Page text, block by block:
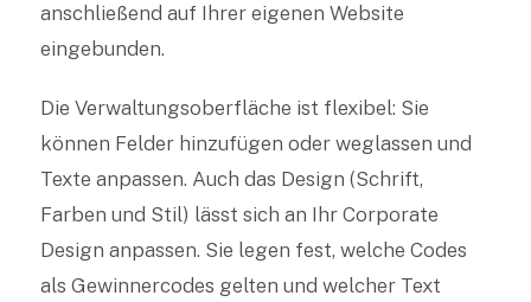
anschließend auf Ihrer eigenen Website
eingebunden.
Die Verwaltungsoberfläche ist flexibel: Sie
können Felder hinzufügen oder weglassen und
Texte anpassen. Auch das Design (Schrift,
Farben und Stil) lässt sich an Ihr Corporate
Design anpassen. Sie legen fest, welche Codes
als Gewinnercodes gelten und welcher Text